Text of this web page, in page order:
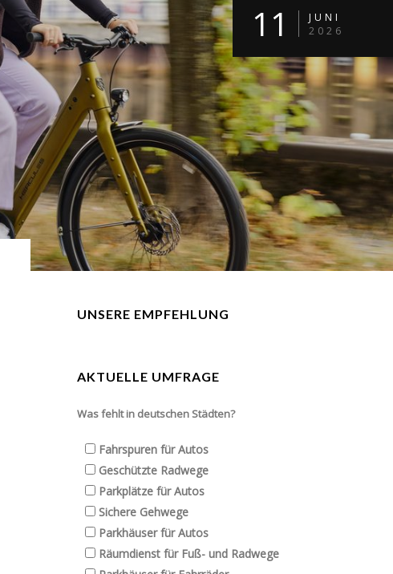
11
JUNI
2026
UNSERE EMPFEHLUNG
AKTUELLE UMFRAGE
Was fehlt in deutschen Städten?
Fahrspuren für Autos
Geschützte Radwege
Parkplätze für Autos
Sichere Gehwege
Parkhäuser für Autos
Räumdienst für Fuß- und Radwege